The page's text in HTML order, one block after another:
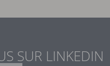
SUR LINKEDIN